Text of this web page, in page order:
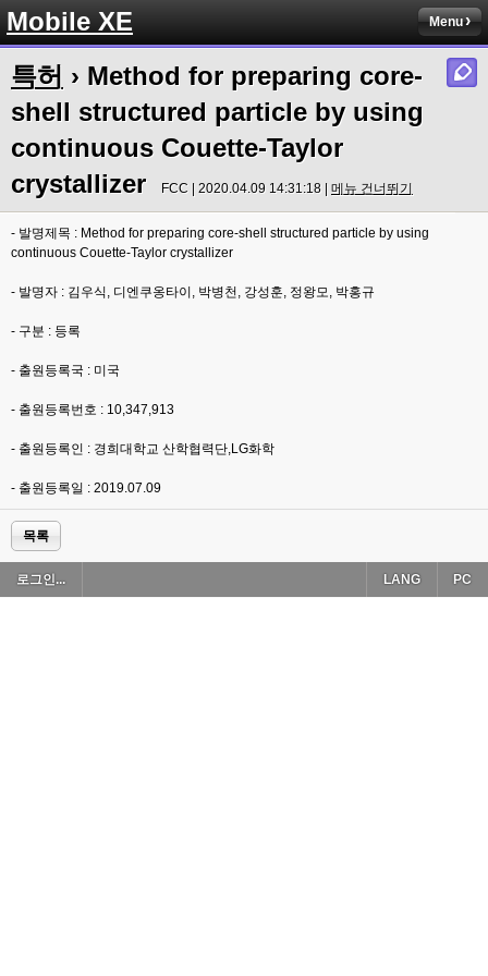
Mobile XE Menu
특허 › Method for preparing core-
shell structured particle by using
continuous Couette-Taylor
crystallizer
FCC | 2020.04.09 14:31:18 | 메뉴 건너뛰기
- 발명제목 : Method for preparing core-shell structured particle by using
continuous Couette-Taylor crystallizer
- 발명자 : 김우식, 디엔쿠옹타이, 박병천, 강성훈, 정왕모, 박홍규
- 구분 : 등록
- 출원등록국 : 미국
- 출원등록번호 : 10,347,913
- 출원등록인 : 경희대학교 산학협력단,LG화학
- 출원등록일 : 2019.07.09
목록
로그인... PC
LANG